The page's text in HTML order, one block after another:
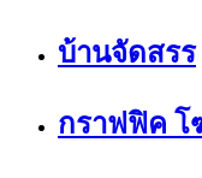
บ้านจัดสรร
กราฟฟิค